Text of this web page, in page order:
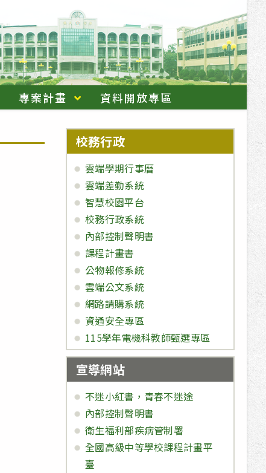
專案計畫 資料開放專區
校務行政
雲端學期行事曆
雲端差勤系統
智慧校園平台
校務行政系統
內部控制聲明書
課程計畫書
公物報修系統
雲端公文系統
網路請購系統
資通安全專區
115學年電機科教師甄選專區
宣導網站
不迷小紅書，青春不迷途
內部控制聲明書
衛生福利部疾病管制署
全國高級中等學校課程計畫平
臺